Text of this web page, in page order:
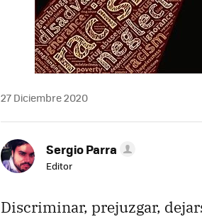
27 Diciembre 2020
Sergio Parra
Editor
Discriminar, prejuzgar,